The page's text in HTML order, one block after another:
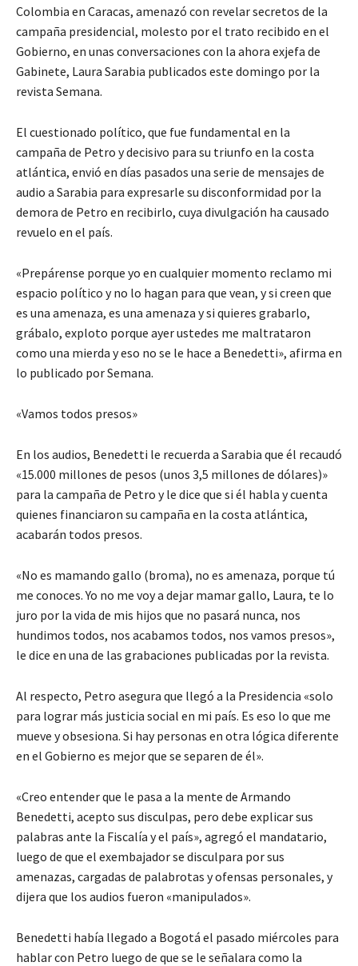
Colombia en Caracas, amenazó con revelar secretos de la
campaña presidencial, molesto por el trato recibido en el
Gobierno, en unas conversaciones con la ahora exjefa de
Gabinete, Laura Sarabia publicados este domingo por la
revista Semana.
El cuestionado político, que fue fundamental en la
campaña de Petro y decisivo para su triunfo en la costa
atlántica, envió en días pasados una serie de mensajes de
audio a Sarabia para expresarle su disconformidad por la
demora de Petro en recibirlo, cuya divulgación ha causado
revuelo en el país.
«Prepárense porque yo en cualquier momento reclamo mi
espacio político y no lo hagan para que vean, y si creen que
es una amenaza, es una amenaza y si quieres grabarlo,
grábalo, exploto porque ayer ustedes me maltrataron
como una mierda y eso no se le hace a Benedetti», afirma en
lo publicado por Semana.
«Vamos todos presos»
En los audios, Benedetti le recuerda a Sarabia que él recaudó
«15.000 millones de pesos (unos 3,5 millones de dólares)»
para la campaña de Petro y le dice que si él habla y cuenta
quienes financiaron su campaña en la costa atlántica,
acabarán todos presos.
«No es mamando gallo (broma), no es amenaza, porque tú
me conoces. Yo no me voy a dejar mamar gallo, Laura, te lo
juro por la vida de mis hijos que no pasará nunca, nos
hundimos todos, nos acabamos todos, nos vamos presos»,
le dice en una de las grabaciones publicadas por la revista.
Al respecto, Petro asegura que llegó a la Presidencia «solo
para lograr más justicia social en mi país. Es eso lo que me
mueve y obsesiona. Si hay personas en otra lógica diferente
en el Gobierno es mejor que se separen de él».
«Creo entender que le pasa a la mente de Armando
Benedetti, acepto sus disculpas, pero debe explicar sus
palabras ante la Fiscalía y el país», agregó el mandatario,
luego de que el exembajador se disculpara por sus
amenazas, cargadas de palabrotas y ofensas personales, y
dijera que los audios fueron «manipulados».
Benedetti había llegado a Bogotá el pasado miércoles para
hablar con Petro luego de que se le señalara como la